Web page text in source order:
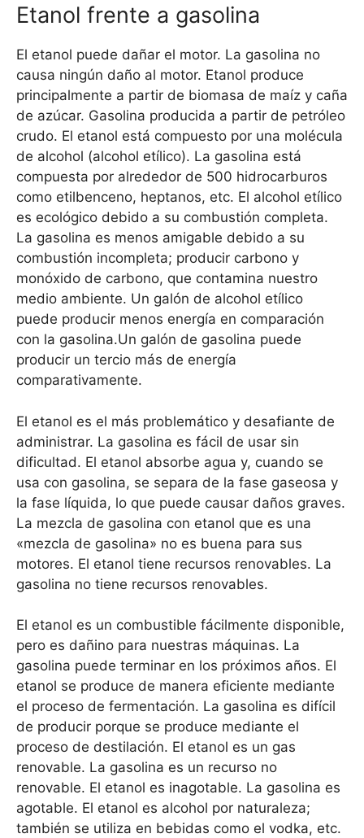
Etanol frente a gasolina
El etanol puede dañar el motor. La gasolina no
causa ningún daño al motor. Etanol produce
principalmente a partir de biomasa de maíz y caña
de azúcar. Gasolina producida a partir de petróleo
crudo. El etanol está compuesto por una molécula
de alcohol (alcohol etílico). La gasolina está
compuesta por alrededor de 500 hidrocarburos
como etilbenceno, heptanos, etc. El alcohol etílico
es ecológico debido a su combustión completa.
La gasolina es menos amigable debido a su
combustión incompleta; producir carbono y
monóxido de carbono, que contamina nuestro
medio ambiente. Un galón de alcohol etílico
puede producir menos energía en comparación
con la gasolina.Un galón de gasolina puede
producir un tercio más de energía
comparativamente.
El etanol es el más problemático y desafiante de
administrar. La gasolina es fácil de usar sin
dificultad. El etanol absorbe agua y, cuando se
usa con gasolina, se separa de la fase gaseosa y
la fase líquida, lo que puede causar daños graves.
La mezcla de gasolina con etanol que es una
«mezcla de gasolina» no es buena para sus
motores. El etanol tiene recursos renovables. La
gasolina no tiene recursos renovables.
El etanol es un combustible fácilmente disponible,
pero es dañino para nuestras máquinas. La
gasolina puede terminar en los próximos años. El
etanol se produce de manera eficiente mediante
el proceso de fermentación. La gasolina es difícil
de producir porque se produce mediante el
proceso de destilación. El etanol es un gas
renovable. La gasolina es un recurso no
renovable. El etanol es inagotable. La gasolina es
agotable. El etanol es alcohol por naturaleza;
también se utiliza en bebidas como el vodka, etc.